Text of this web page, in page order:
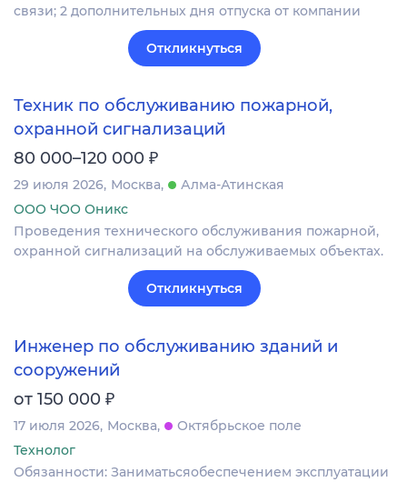
связи; 2 дополнительных дня отпуска от компании​
Откликнуться
Техник по обслуживанию пожарной,
охранной сигнализаций
80 000–120 000 ₽
29 июля 2026 Москва
Алма-Атинская
ООО ЧОО Оникс
Проведения технического обслуживания пожарной,
охранной сигнализаций на обслуживаемых объектах.
Откликнуться
Инженер по обслуживанию зданий и
сооружений
от 150 000 ₽
17 июля 2026 Москва
Октябрьское поле
Технолог
Обязанности: Заниматьсяобеспечением эксплуатации